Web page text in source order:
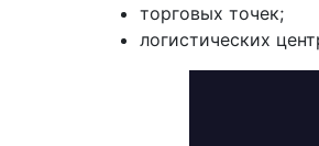
торговых точек;
логистических